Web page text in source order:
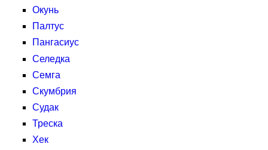
Окунь
Палтус
Пангасиус
Селедка
Семга
Скумбрия
Судак
Треска
Хек